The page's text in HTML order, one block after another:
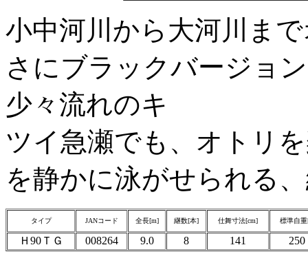
小中河川から大河川ま
さにブラックバージョ
少々流れのキ
ツイ急瀬でも、オトリ
を静かに泳がせられる
タイプ JANコード 全長[m] 継数[本] 仕舞寸法[cm] 標準自重
Ｈ90ＴＧ 008264 9.0 8 141 250